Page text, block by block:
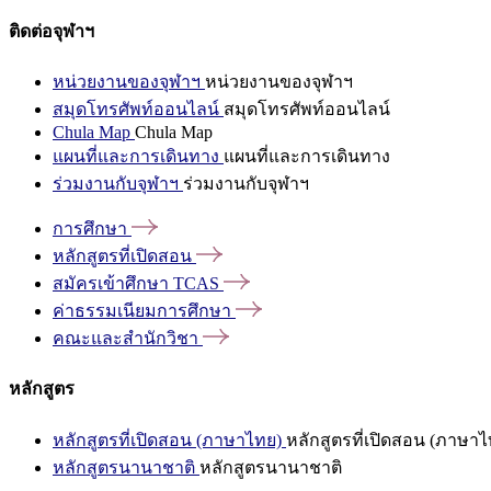
ติดต่อจุฬาฯ
หน่วยงานของจุฬาฯ หน่วยงานของจุฬาฯ
สมุดโทรศัพท์ออนไลน์ สมุดโทรศัพท์ออนไลน์
Chula Map Chula Map
แผนที่และการเดินทาง แผนที่และการเดินทาง
ร่วมงานกับจุฬาฯ ร่วมงานกับจุฬาฯ
การศึกษา
หลักสูตรที่เปิดสอน
สมัครเข้าศึกษา TCAS
ค่าธรรมเนียมการศึกษา
คณะและสำนักวิชา
หลักสูตร
หลักสูตรที่เปิดสอน (ภาษาไทย) หลักสูตรที่เปิดสอน (ภาษาไ
หลักสูตรนานาชาติ หลักสูตรนานาชาติ